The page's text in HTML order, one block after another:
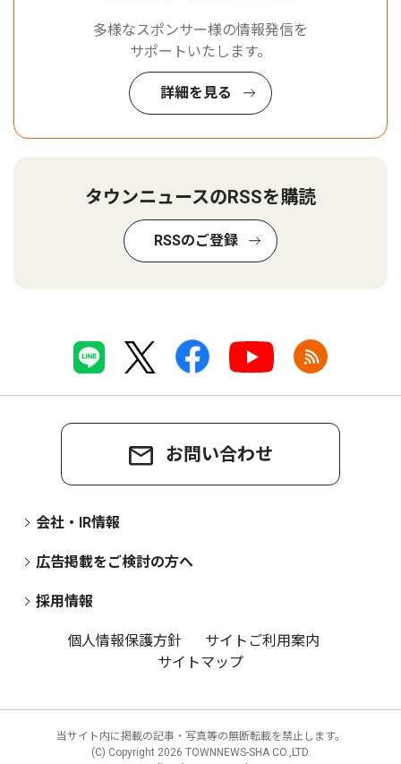
多様なスポンサー様の情報発信を
サポートいたします。
詳細を見る
タウンニュースのRSSを購読
RSSのご登録
お問い合わせ
会社・IR情報
広告掲載をご検討の方へ
採用情報
個人情報保護方針
サイトご利用案内
サイトマップ
当サイト内に掲載の記事・写真等の無断転載を禁止します。
(C) Copyright 2026 TOWNNEWS-SHA CO.,LTD.